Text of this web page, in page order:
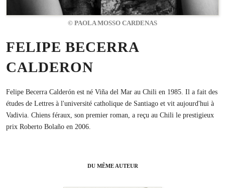
© PAOLA MOSSO CARDENAS
FELIPE BECERRA
CALDERON
Felipe Becerra Calderón est né Viña del Mar au Chili en 1985. Il a fait des
études de Lettres à l'université catholique de Santiago et vit aujourd'hui à
Vadivia. Chiens féraux, son premier roman, a reçu au Chili le prestigieux
prix Roberto Bolaño en 2006.
DU MÊME AUTEUR